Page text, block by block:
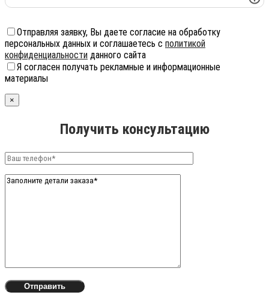
Отправляя заявку, Вы даете согласие на обработку
персональных данных и соглашаетесь с политикой
конфиденциальности данного сайта
Я согласен получать рекламные и информационные
материалы
×
Получить консультацию